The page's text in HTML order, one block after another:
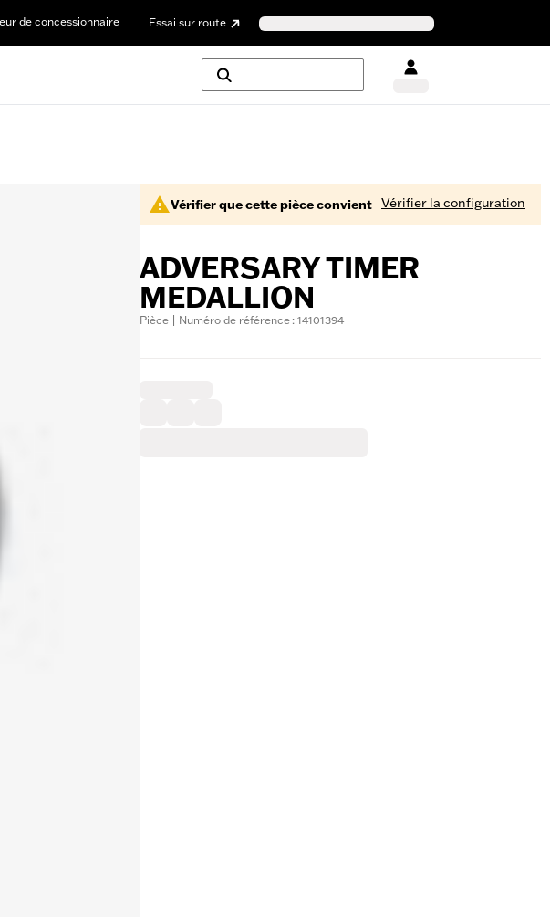
de concessionnaire Essai sur route
Vérifier que cette pièce convient Vérifier la configuration
ADVERSARY TIMER
MEDALLION
Pièce | Numéro de référence : 14101394